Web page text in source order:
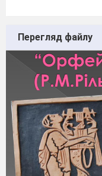
Перегляд файлу